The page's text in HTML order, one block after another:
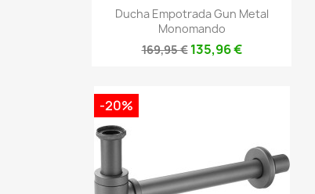
Vista rápida
Ducha Empotrada Gun Metal
Monomando
169,95 € 135,96 €
-20%